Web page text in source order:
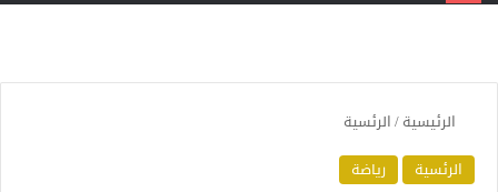
الرئيسية/الرئسية
الرئسية
رياضة